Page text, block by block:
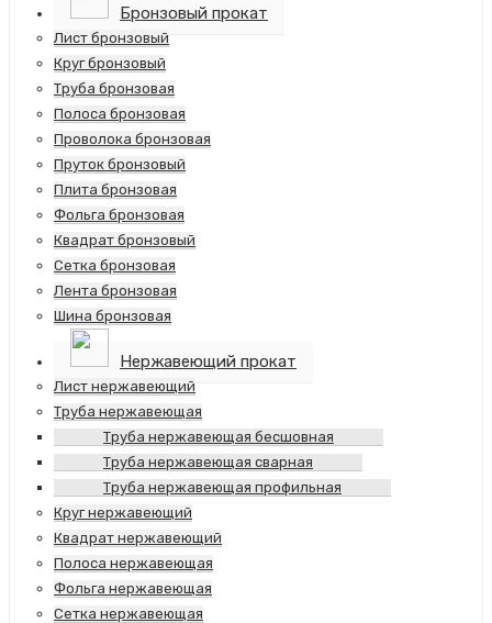
Бронзовый прокат
Лист бронзовый
Круг бронзовый
Труба бронзовая
Полоса бронзовая
Проволока бронзовая
Пруток бронзовый
Плита бронзовая
Фольга бронзовая
Квадрат бронзовый
Сетка бронзовая
Лента бронзовая
Шина бронзовая
Нержавеющий прокат
Лист нержавеющий
Труба нержавеющая
Труба нержавеющая бесшовная
Труба нержавеющая сварная
Труба нержавеющая профильная
Круг нержавеющий
Квадрат нержавеющий
Полоса нержавеющая
Фольга нержавеющая
Сетка нержавеющая